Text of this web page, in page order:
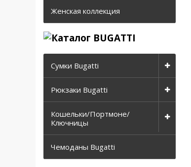
Женская коллекция
Сумки Bugatti
Рюкзаки Bugatti
Кошельки/Портмоне/
Ключницы
Чемоданы Bugatti